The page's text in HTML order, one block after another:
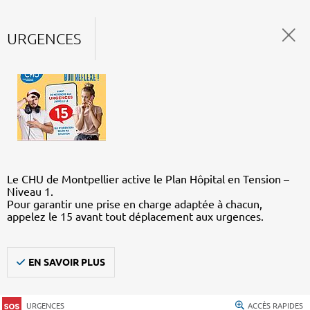
URGENCES
Le CHU de Montpellier active le Plan Hôpital en Tension –
Niveau 1.
Pour garantir une prise en charge adaptée à chacun,
appelez le 15 avant tout déplacement aux urgences.
EN SAVOIR PLUS
URGENCES ACCÈS RAPIDES